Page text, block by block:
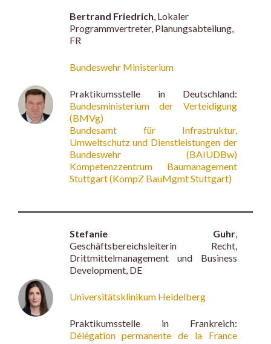
Bertrand Friedrich, Lokaler
Programmvertreter, Planungsabteilung,
FR
Bundeswehr Ministerium
Praktikumsstelle in Deutschland:
Bundesministerium der Verteidigung
(BMVg)
Bundesamt für Infrastruktur,
Umweltschutz und Dienstleistungen der
Bundeswehr (BAIUDBw)
Kompetenzzentrum Baumanagement
Stuttgart (KompZ BauMgmt Stuttgart)
Stefanie Guhr,
Geschäftsbereichsleiterin Recht,
Drittmittelmanagement und Business
Development, DE
Universitätsklinikum Heidelberg
Praktikumsstelle in Frankreich:
Délégation permanente de la France